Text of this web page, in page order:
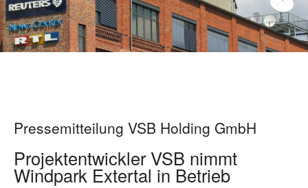
Pressemitteilung VSB Holding GmbH
Projektentwickler VSB nimmt
Windpark Extertal in Betrieb